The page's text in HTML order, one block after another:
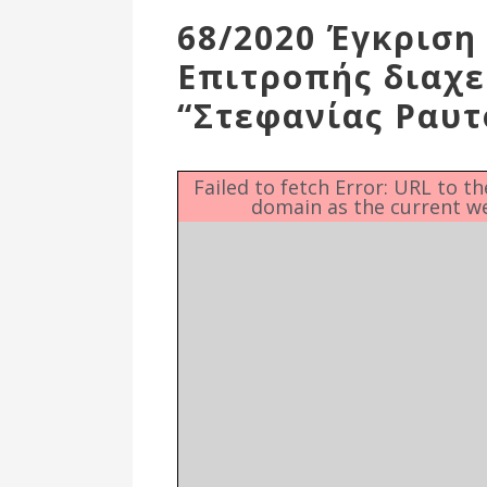
Δημοτικές
Ενότητες
68/2020
Επιτροπής
“Στεφανίας
Failed to fetch Error: URL to
domain as the current